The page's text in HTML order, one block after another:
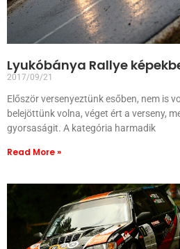
Lyukóbánya Rallye
2017/09/21
Először versenyeztünk esőben, nem is
belejöttünk volna, véget ért a verseny,
gyorsaságit. A kategória harmadik
Read More »